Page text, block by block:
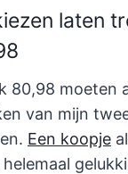
laten
80,98 moeten
van mijn
Een koopje